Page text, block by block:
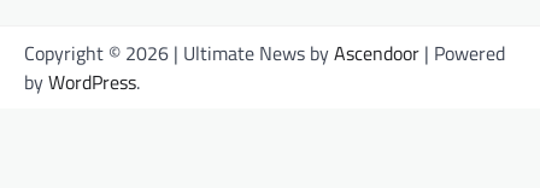
Copyright © 2026 | Ultimate News byAscendoor | Powered
byWordPress.